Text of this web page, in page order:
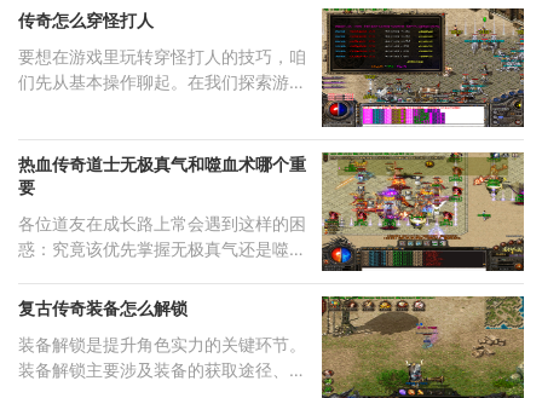
传奇怎么穿怪打人
要想在游戏里玩转穿怪打人的技巧，咱
们先从基本操作聊起。在我们探索游戏
热血传奇道士无极真气和噬血术哪个重
要
各位道友在成长路上常会遇到这样的困
惑：究竟该优先掌握无极真气还是噬血
复古传奇装备怎么解锁
装备解锁是提升角色实力的关键环节。
装备解锁主要涉及装备的获取途径、特